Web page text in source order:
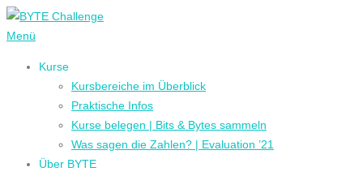
Zum
Inhalt
Menü
Kurse
Kursbereiche im Überblick
Praktische Infos
Kurse belegen | Bits & Bytes sammeln
Was sagen die Zahlen? | Evaluation ’21
Über BYTE